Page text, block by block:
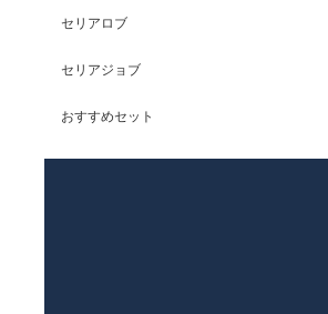
セリアロブ
セリアジョブ
おすすめセット